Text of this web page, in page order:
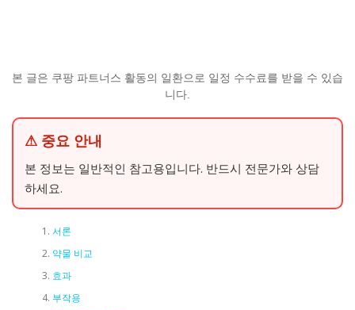
본 글은 쿠팡 파트너스 활동의 일환으로 일정 수수료를 받을 수 있습
니다.
⚠ 중요 안내
본 정보는 일반적인 참고용입니다. 반드시 전문가와 상담
하세요.
서론
약물 비교
효과
부작용